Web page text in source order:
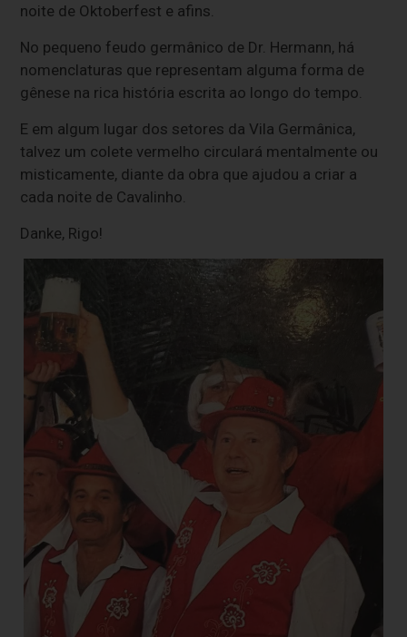
noite de Oktoberfest e afins.
No pequeno feudo germânico de Dr. Hermann, há
nomenclaturas que representam alguma forma de
gênese na rica história escrita ao longo do tempo.
E em algum lugar dos setores da Vila Germânica,
talvez um colete vermelho circulará mentalmente ou
misticamente, diante da obra que ajudou a criar a
cada noite de Cavalinho.
Danke, Rigo!